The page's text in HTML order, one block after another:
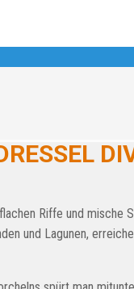
Riffe und mische
und Lagunen,